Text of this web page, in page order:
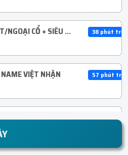
NGOẠI CỔ + SIÊU ...
38 phút
VIỆT NHẬN
57 phút
Tạo Được Tài
1 tiếng trước